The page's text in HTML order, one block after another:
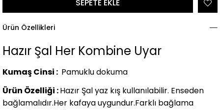
Ürün Özellikleri
Hazır Şal Her Kombine Uyar
Kumaş Cinsi : Pamuklu dokuma
Ürün Özelliği :Hazır Şal yaz kış kullanılabilir. Enseden
bağlamalıdır.Her kafaya uygundur.Farklı bağlama